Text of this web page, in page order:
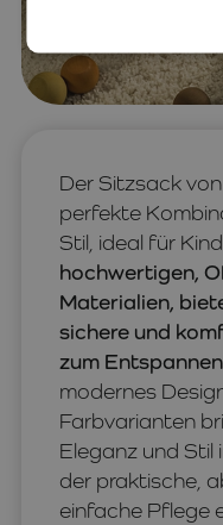
Der Sitzsack
perfekte
Stil, ideal für
hochwertigen,
Materialien,
sichere und
zum
modernes
Farbvarianten
Eleganz und Stil
der praktische,
einfache Pflege